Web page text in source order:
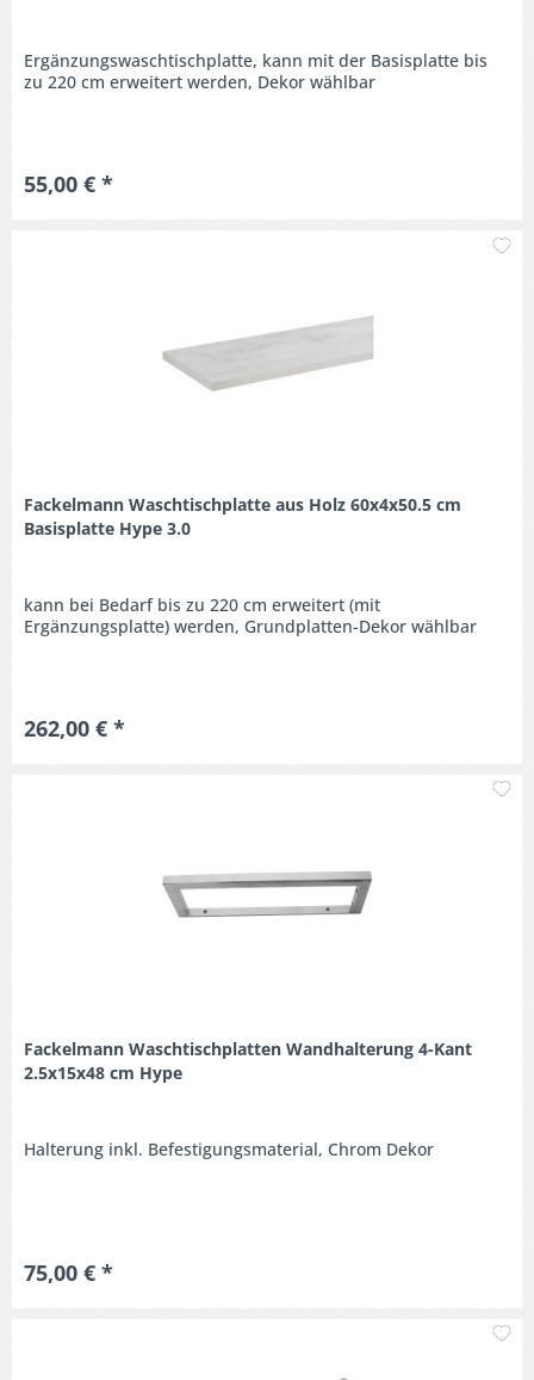
Ergänzungswaschtischplatte, kann mit der Basisplatte bis
zu 220 cm erweitert werden, Dekor wählbar
55,00 € *
Fackelmann Waschtischplatte aus Holz 60x4x50.5 cm
Basisplatte Hype 3.0
kann bei Bedarf bis zu 220 cm erweitert (mit
Ergänzungsplatte) werden, Grundplatten-Dekor wählbar
262,00 € *
Fackelmann Waschtischplatten Wandhalterung 4-Kant
2.5x15x48 cm Hype
Halterung inkl. Befestigungsmaterial, Chrom Dekor
75,00 € *